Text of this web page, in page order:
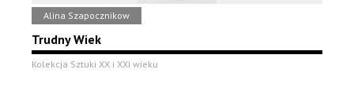
Alina Szapocznikow
Trudny Wiek
Kolekcja Sztuki XX i XXI wieku